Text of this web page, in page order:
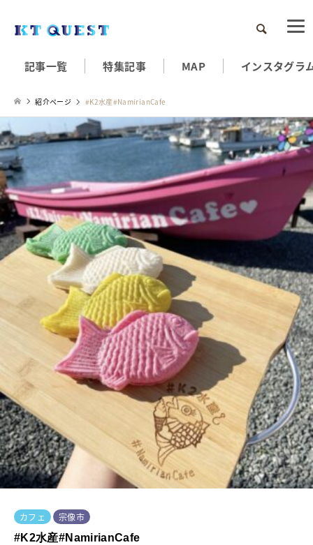
検索
記事一覧 特集記事 MAP インスタグラ
紹介ページ #K2水産#NamirianCafe
カフェ
宗像市
#K2水産#NamirianCafe